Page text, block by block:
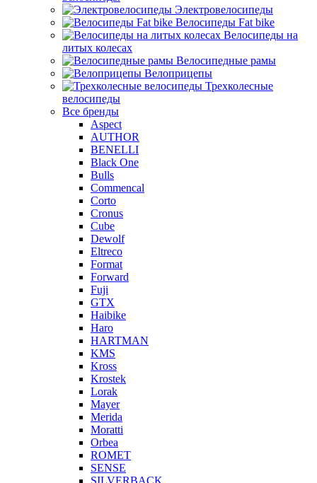
Электровелосипеды
Велосипеды Fat bike
Велосипеды на
литых колесах
Велосипедные рамы
Велоприцепы
Трехколесные
велосипеды
Все бренды
Aspect
AUTHOR
BENELLI
Black One
Bulls
Commencal
Corto
Cronus
Cube
Dewolf
Eltreco
Format
Forward
Fuji
GTX
Haibike
Haro
HARTMAN
KMS
Kross
Krostek
Lorak
Mayer
Merida
Moratti
Orbea
ROMET
SENSE
SILVERBACK